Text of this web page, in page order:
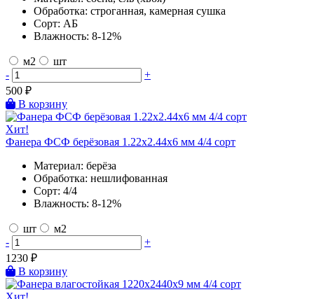
Обработка: строганная, камерная сушка
Сорт: АБ
Влажность: 8-12%
м2
шт
-
+
500 ₽
В корзину
Хит!
Фанера ФСФ берёзовая 1.22х2.44х6 мм 4/4 сорт
Материал: берёза
Обработка: нешлифованная
Сорт: 4/4
Влажность: 8-12%
шт
м2
-
+
1230 ₽
В корзину
Хит!